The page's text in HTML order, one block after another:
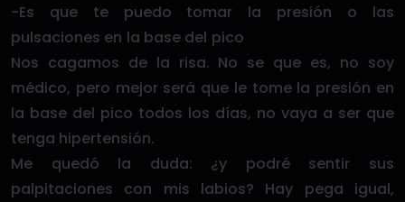
-Es que te puedo tomar la presión o las
pulsaciones en la base del pico
Nos cagamos de la risa. No se que es, no soy
médico, pero mejor será que le tome la presión en
la base del pico todos los días, no vaya a ser que
tenga hipertensión.
Me quedó la duda: ¿y podré sentir sus
palpitaciones con mis labios? Hay pega igual,